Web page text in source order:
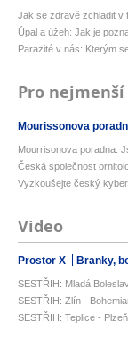
Jak se zdravě zchladit v
Úpal a úžeh: Jak je
Parazité v nás: Kterým
Pro nejmenší
Mourissonova
Mourrisonova poradna:
Česká společnost
Vyzkoušejte český
Video
Prostor X Branky,
SESTŘIH: Mladá
SESTŘIH: Zlín -
SESTŘIH: Teplice -